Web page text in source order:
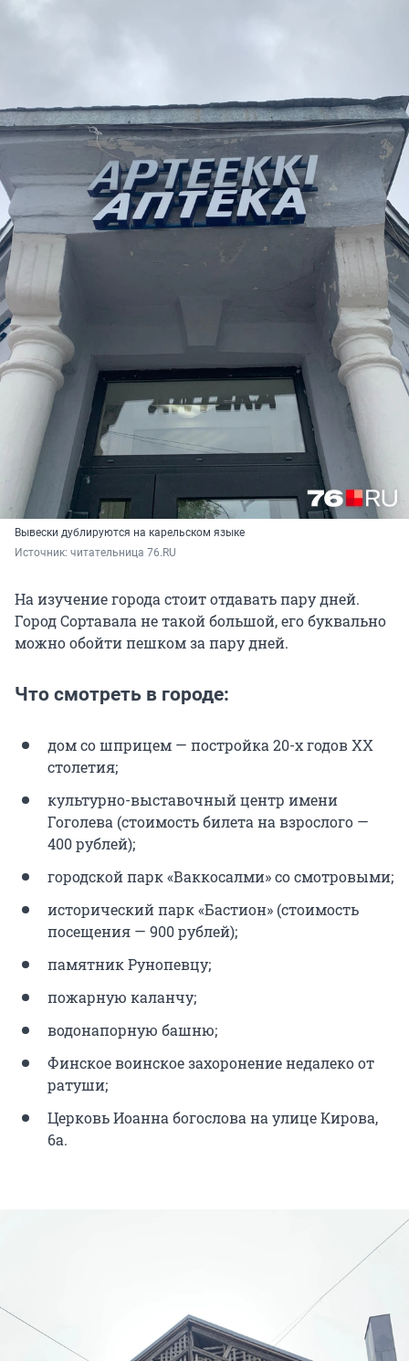
Вывески дублируются на карельском языке
Источник: читательница 76.RU
На изучение города стоит отдавать пару дней.
Город Сортавала не такой большой, его буквально
можно обойти пешком за пару дней.
Что смотреть в городе:
дом со шприцем — постройка 20-х годов ХХ
столетия;
культурно-выставочный центр имени
Гоголева (стоимость билета на взрослого —
400 рублей);
городской парк «Ваккосалми» со смотровыми;
исторический парк «Бастион» (стоимость
посещения — 900 рублей);
памятник Рунопевцу;
пожарную каланчу;
водонапорную башню;
Финское воинское захоронение недалеко от
ратуши;
Церковь Иоанна богослова на улице Кирова,
6а.